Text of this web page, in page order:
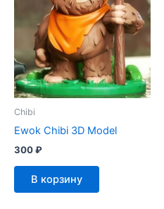
Chibi
Ewok Chibi 3D Model
300₽
В корзину